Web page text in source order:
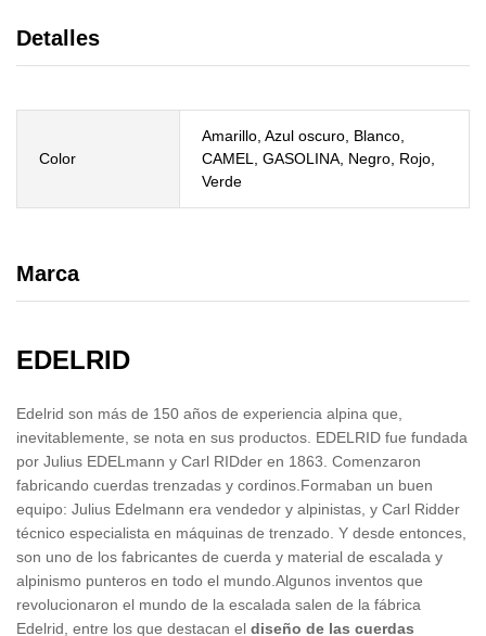
Detalles
Color
Amarillo, Azul oscuro, Blanco,
CAMEL, GASOLINA, Negro, Rojo,
Verde
Marca
EDELRID
Edelrid son más de 150 años de experiencia alpina que,
inevitablemente, se nota en sus productos. EDELRID fue fundada
por Julius EDELmann y Carl RIDder en 1863. Comenzaron
fabricando cuerdas trenzadas y cordinos.Formaban un buen
equipo: Julius Edelmann era vendedor y alpinistas, y Carl Ridder
técnico especialista en máquinas de trenzado. Y desde entonces,
son uno de los fabricantes de cuerda y material de escalada y
alpinismo punteros en todo el mundo.Algunos inventos que
revolucionaron el mundo de la escalada salen de la fábrica
Edelrid, entre los que destacan el diseño de las cuerdas